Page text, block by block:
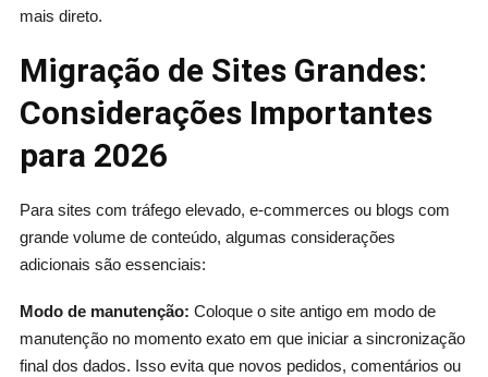
mais direto.
Migração de Sites Grandes:
Considerações Importantes
para 2026
Para sites com tráfego elevado, e-commerces ou blogs com
grande volume de conteúdo, algumas considerações
adicionais são essenciais:
Modo de manutenção: Coloque o site antigo em modo de
manutenção no momento exato em que iniciar a sincronização
final dos dados. Isso evita que novos pedidos, comentários ou